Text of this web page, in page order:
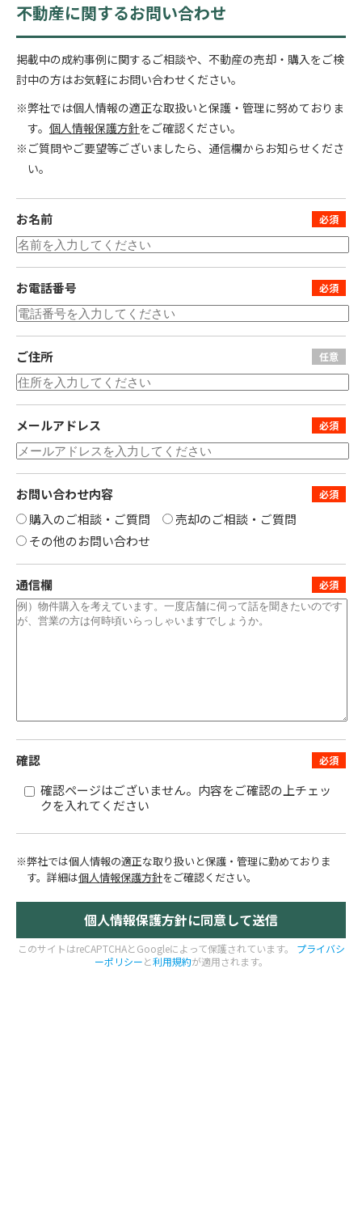
不動産に関するお問い合わせ
掲載中の成約事例に関するご相談や、不動産の売却・購入をご検
討中の方はお気軽にお問い合わせください。
※弊社では個人情報の適正な取扱いと保護・管理に努めておりま
す。 個人情報保護方針をご確認ください。
※ご質問やご要望等ございましたら、通信欄からお知らせくださ
い。
お名前
お電話番号
ご住所
メールアドレス
お問い合わせ内容
購入のご相談・ご質問
売却のご相談・ご質問
その他のお問い合わせ
通信欄
確認
確認ページはございません。内容をご確認の上チェッ
クを入れてください
※弊社では個人情報の適正な取り扱いと保護・管理に勤めておりま
す。 詳細は個人情報保護方針をご確認ください。
このサイトはreCAPTCHAとGoogleによって保護されています。
プライバシ
ーポリシーと利用規約が適用されます。